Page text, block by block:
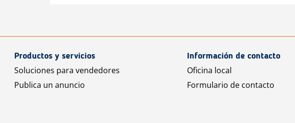
Productos y servicios
Soluciones para vendedores
Publica un anuncio
Información de contacto
Oficina local
Formulario de contacto